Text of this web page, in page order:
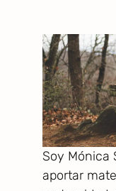
Soy Mónica
aportar